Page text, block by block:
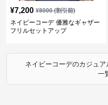
¥7,200 ¥8000(割引前)
ネイビーコーデ 優雅なギャザー
フリルセットアップ
ネイビーコーデのカジュア
一